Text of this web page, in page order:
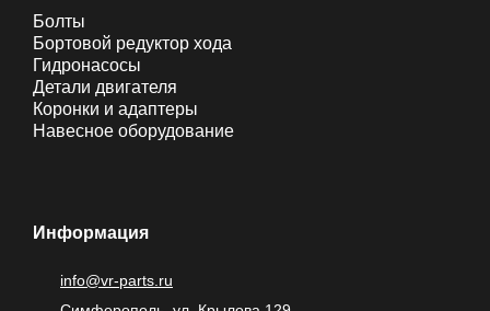
Болты
Бортовой редуктор хода
Гидронасосы
Детали двигателя
Коронки и адаптеры
Навесное оборудование
Информация
info@vr-parts.ru